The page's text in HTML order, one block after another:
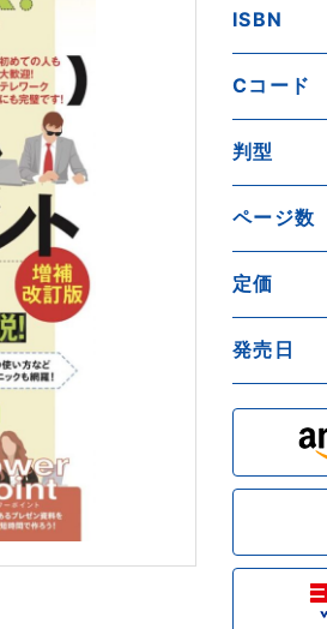
ISBN
Cコード
判型
ページ数
定価
発売日